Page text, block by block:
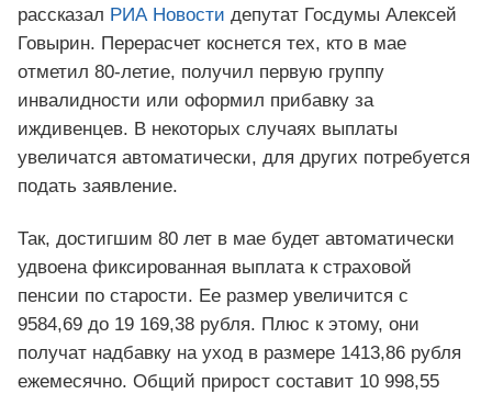
рассказал РИА Новости депутат Госдумы Алексей
Говырин. Перерасчет коснется тех, кто в мае
отметил 80-летие, получил первую группу
инвалидности или оформил прибавку за
иждивенцев. В некоторых случаях выплаты
увеличатся автоматически, для других потребуется
подать заявление.
Так, достигшим 80 лет в мае будет автоматически
удвоена фиксированная выплата к страховой
пенсии по старости. Ее размер увеличится с
9584,69 до 19 169,38 рубля. Плюс к этому, они
получат надбавку на уход в размере 1413,86 рубля
ежемесячно. Общий прирост составит 10 998,55